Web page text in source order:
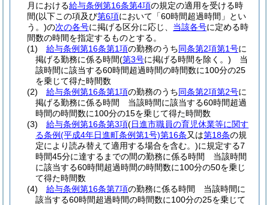
月における給与条例第16条第4項の規定の適用を受ける時
間(以下この項及び第6項において「60時間超過時間」とい
う。)の次の各号に掲げる区分に応じ、 当該各号に定める時
間数の時間を指定するものとする。
(1)
給与条例第16条第1項の勤務のうち同条第2項第1号に
掲げる勤務に係る時間(第3号に掲げる時間を除く。) 当
該時間に該当する60時間超過時間の時間数に100分の25
を乗じて得た時間数
(2)
給与条例第16条第1項の勤務のうち同条第2項第2号に
掲げる勤務に係る時間 当該時間に該当する60時間超過
時間の時間数に100分の15を乗じて得た時間数
(3)
給与条例第16条第3項(日進市職員の育児休業等に関す
る条例(平成4年日進町条例第1号)第16条又は第18条の規
定により読み替えて適用する場合を含む。)に規定する7
時間45分に達するまでの間の勤務に係る時間 当該時間
に該当する60時間超過時間の時間数に100分の50を乗じ
て得た時間数
(4)
給与条例第16条第7項の勤務に係る時間 当該時間に
該当する60時間超過時間の時間数に100分の25を乗じて